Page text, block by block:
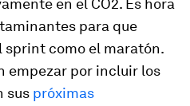
en el CO2. Es hora
para que
sprint como el maratón.
empezar por incluir los
sus próximas